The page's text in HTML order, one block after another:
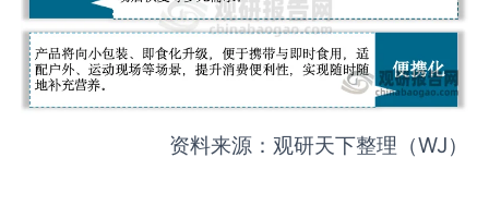
资料来源：观研天下整理（WJ）